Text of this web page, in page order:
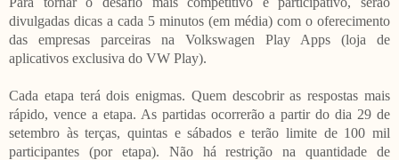
divulgadas dicas a cada 5 minutos (em média) com o oferecimento
das empresas parceiras na Volkswagen Play Apps (loja de
aplicativos exclusiva do VW Play).
Cada etapa terá dois enigmas. Quem descobrir as respostas mais
rápido, vence a etapa. As partidas ocorrerão a partir do dia 29 de
setembro às terças, quintas e sábados e terão limite de 100 mil
participantes (por etapa). Não há restrição na quantidade de